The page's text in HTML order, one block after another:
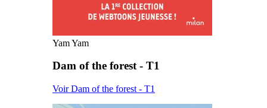
Yam Yam
Dam of the forest - T1
Voir Dam of the forest - T1